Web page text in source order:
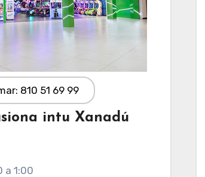
810 51 69 99
intu Xanadú
a 1:00